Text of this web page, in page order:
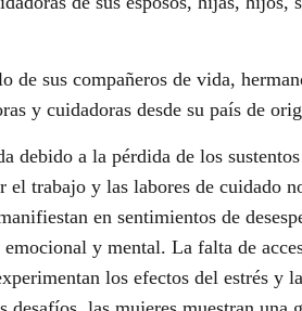
de sus compañeros de vida,
y cuidadoras desde su país de
debido a la pérdida de los
trabajo y las labores de cuidado
en sentimientos de
y mental. La falta de
los efectos del estrés y